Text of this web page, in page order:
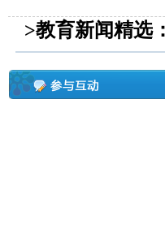
>教育新闻精选：